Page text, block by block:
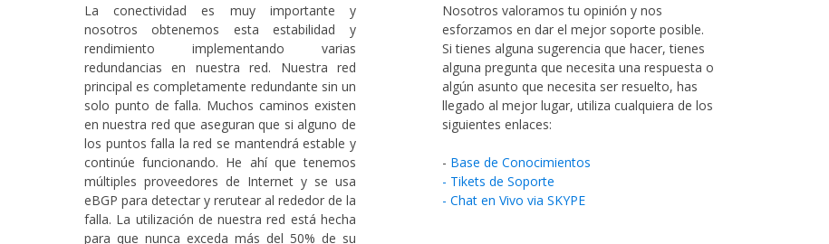
La conectividad es muy importante y
nosotros obtenemos esta estabilidad y
rendimiento implementando varias
redundancias en nuestra red. Nuestra red
principal es completamente redundante sin un
solo punto de falla. Muchos caminos existen
en nuestra red que aseguran que si alguno de
los puntos falla la red se mantendrá estable y
continúe funcionando. He ahí que tenemos
múltiples proveedores de Internet y se usa
eBGP para detectar y rerutear al rededor de la
falla. La utilización de nuestra red está hecha
para que nunca exceda más del 50% de su
Nosotros valoramos tu opinión y nos
esforzamos en dar el mejor soporte posible.
Si tienes alguna sugerencia que hacer, tienes
alguna pregunta que necesita una respuesta o
algún asunto que necesita ser resuelto, has
llegado al mejor lugar, utiliza cualquiera de los
siguientes enlaces:
- Base de Conocimientos
- Tikets de Soporte
- Chat en Vivo via SKYPE